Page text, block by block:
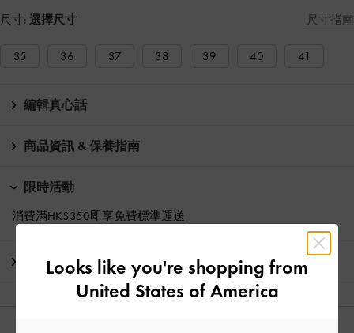
尺寸: 選擇尺寸 尺寸指南
35 36 37 38 39 40 41
編輯真心話
商品資訊 & 保養指南
限時活動
消費滿HK$350即享免費標準運送
運送 & 退貨
Looks like you're shopping from
United States of America